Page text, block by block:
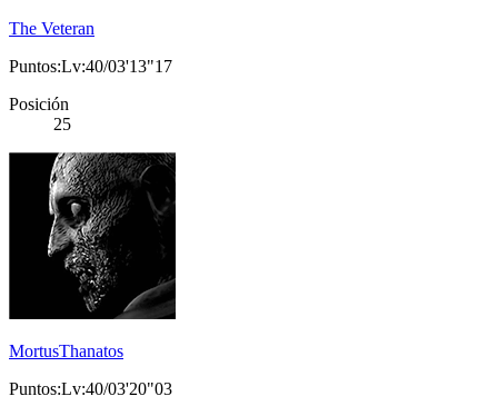
The Veteran
Puntos:Lv:40/03'13"17
Posición
25
MortusThanatos
Puntos:Lv:40/03'20"03